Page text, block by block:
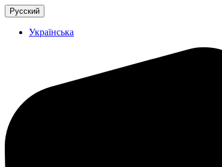
Русский
Українська